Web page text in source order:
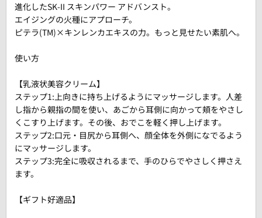
進化したSK-II スキンパワー アドバンスト。
エイジングの火種にアプローチ。
ピテラ(TM)×キンレンカエキスの力。もっと見せたい素肌へ。
使い方
【乳液状美容クリーム】
ステップ1:上向きに持ち上げるようにマッサージします。人差
し指から親指の間を使い、あごから耳側に向かって頬をやさし
くこすり上げます。その後、おでこを軽く押し上げます。
ステップ2:口元・目尻から耳側へ、顔全体を外側になでるよう
にマッサージします。
ステップ3:完全に吸収されるまで、手のひらでやさしく押さえ
ます。
【ギフト好適品】